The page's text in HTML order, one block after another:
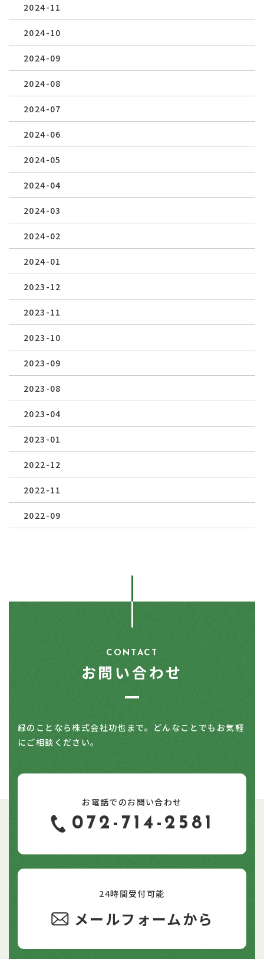
2024-11
2024-10
2024-09
2024-08
2024-07
2024-06
2024-05
2024-04
2024-03
2024-02
2024-01
2023-12
2023-11
2023-10
2023-09
2023-08
2023-04
2023-01
2022-12
2022-11
2022-09
CONTACT
お問い合わせ
緑のことなら株式会社功也まで。どんなことでもお気軽
にご相談ください。
お電話でのお問い合わせ
072-714-2581
24時間受付可能
メールフォームから